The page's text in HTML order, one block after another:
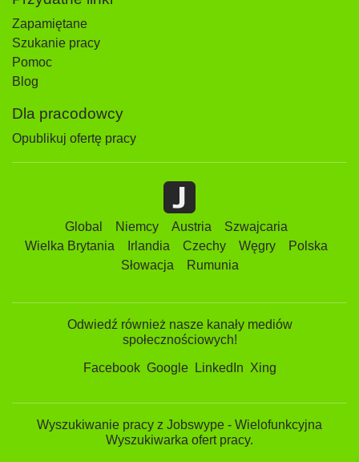
Zapamiętane
Szukanie pracy
Pomoc
Blog
Dla pracodowcy
Opublikuj ofertę pracy
Global Niemcy Austria
Szwajcaria
Wielka Brytania
Irlandia Czechy Węgry
Polska
Słowacja
Rumunia
Odwiedź również nasze kanały mediów
społecznościowych!
Facebook Google LinkedIn Xing
Wyszukiwanie pracy z Jobswype - Wielofunkcyjna
Wyszukiwarka ofert pracy.